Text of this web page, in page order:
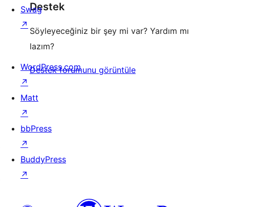
inceleme
Destek
Söyleyeceğiniz bir şey mi var? Yardım mı
lazım?
Destek forumunu görüntüle
Swag
↗
WordPress.com
↗
Matt
↗
bbPress
↗
BuddyPress
↗